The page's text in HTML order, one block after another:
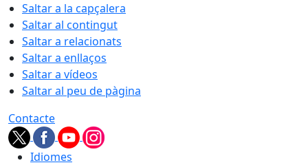
Saltar a la capçalera
Saltar al contingut
Saltar a relacionats
Saltar a enllaços
Saltar a vídeos
Saltar al peu de pàgina
Contacte
Idiomes